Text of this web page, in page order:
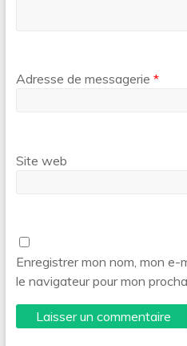
Adresse de messagerie *
Site web
Enregistrer mon nom, mon
le navigateur pour mon